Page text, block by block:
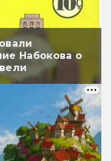
Набокова о